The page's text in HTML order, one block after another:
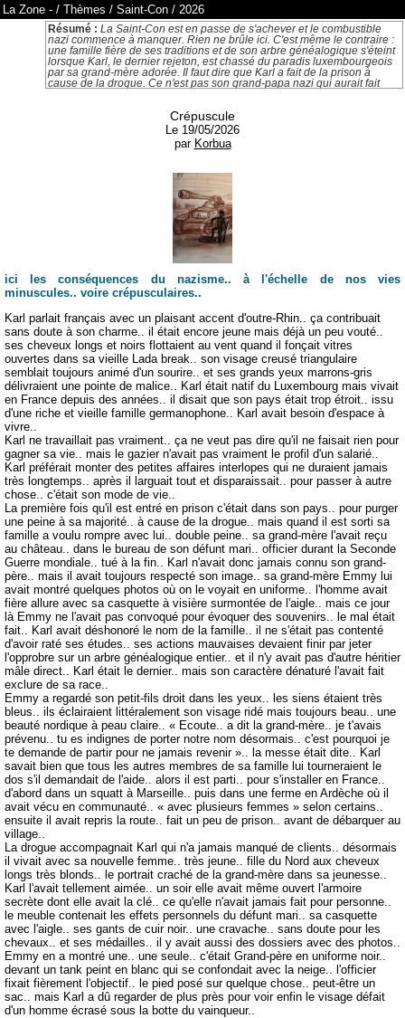
La Zone - / Thèmes / Saint-Con / 2026
Résumé : La Saint-Con est en passe de s'achever et le combustible
nazi commence à manquer. Rien ne brûle ici. C'est même le contraire :
une famille fière de ses traditions et de son arbre généalogique s'éteint
lorsque Karl, le dernier rejeton, est chassé du paradis luxembourgeois
par sa grand-mère adorée. Il faut dire que Karl a fait de la prison à
cause de la drogue. Ce n'est pas son grand-papa nazi qui aurait fait
permet d'affirmer que Karl se voit lui-même comme un raté et que son
mode de vie lui pèse. Sur un sujet similaire, je vous conseille le roman
"Sobibor", de Jean Molla.
Crépuscule
Le 19/05/2026
par Korbua
ici les conséquences du nazisme.. à l'échelle de nos vies
minuscules.. voire crépusculaires..
Karl parlait français avec un plaisant accent d'outre-Rhin.. ça contribuait
sans doute à son charme.. il était encore jeune mais déjà un peu vouté..
ses cheveux longs et noirs flottaient au vent quand il fonçait vitres
ouvertes dans sa vieille Lada break.. son visage creusé triangulaire
semblait toujours animé d'un sourire.. et ses grands yeux marrons-gris
délivraient une pointe de malice.. Karl était natif du Luxembourg mais vivait
en France depuis des années.. il disait que son pays était trop étroit.. issu
d'une riche et vieille famille germanophone.. Karl avait besoin d'espace à
vivre..
Karl ne travaillait pas vraiment.. ça ne veut pas dire qu'il ne faisait rien pour
gagner sa vie.. mais le gazier n'avait pas vraiment le profil d'un salarié..
Karl préférait monter des petites affaires interlopes qui ne duraient jamais
très longtemps.. après il larguait tout et disparaissait.. pour passer à autre
chose.. c'était son mode de vie..
La première fois qu'il est entré en prison c'était dans son pays.. pour purger
une peine à sa majorité.. à cause de la drogue.. mais quand il est sorti sa
famille a voulu rompre avec lui.. double peine.. sa grand-mère l'avait reçu
au château.. dans le bureau de son défunt mari.. officier durant la Seconde
Guerre mondiale.. tué à la fin.. Karl n'avait donc jamais connu son grand-
père.. mais il avait toujours respecté son image.. sa grand-mère Emmy lui
avait montré quelques photos où on le voyait en uniforme.. l'homme avait
fière allure avec sa casquette à visière surmontée de l'aigle.. mais ce jour
là Emmy ne l'avait pas convoqué pour évoquer des souvenirs.. le mal était
fait.. Karl avait déshonoré le nom de la famille.. il ne s'était pas contenté
d'avoir raté ses études.. ses actions mauvaises devaient finir par jeter
l'opprobre sur un arbre généalogique entier.. et il n'y avait pas d'autre héritier
mâle direct.. Karl était le dernier.. mais son caractère dénaturé l'avait fait
exclure de sa race..
Emmy a regardé son petit-fils droit dans les yeux.. les siens étaient très
bleus.. ils éclairaient littéralement son visage ridé mais toujours beau.. une
beauté nordique à peau claire.. « Ecoute.. a dit la grand-mère.. je t'avais
prévenu.. tu es indignes de porter notre nom désormais.. c'est pourquoi je
te demande de partir pour ne jamais revenir ».. la messe était dite.. Karl
savait bien que tous les autres membres de sa famille lui tourneraient le
dos s'il demandait de l'aide.. alors il est parti.. pour s'installer en France..
d'abord dans un squatt à Marseille.. puis dans une ferme en Ardèche où il
avait vécu en communauté.. « avec plusieurs femmes » selon certains..
ensuite il avait repris la route.. fait un peu de prison.. avant de débarquer au
village..
La drogue accompagnait Karl qui n'a jamais manqué de clients.. désormais
il vivait avec sa nouvelle femme.. très jeune.. fille du Nord aux cheveux
longs très blonds.. le portrait craché de la grand-mère dans sa jeunesse..
Karl l'avait tellement aimée.. un soir elle avait même ouvert l'armoire
secrète dont elle avait la clé.. ce qu'elle n'avait jamais fait pour personne..
le meuble contenait les effets personnels du défunt mari.. sa casquette
avec l'aigle.. ses gants de cuir noir.. une cravache.. sans doute pour les
chevaux.. et ses médailles.. il y avait aussi des dossiers avec des photos..
Emmy en a montré une.. une seule.. c'était Grand-père en uniforme noir..
devant un tank peint en blanc qui se confondait avec la neige.. l'officier
fixait fièrement l'objectif.. le pied posé sur quelque chose.. peut-être un
sac.. mais Karl a dû regarder de plus près pour voir enfin le visage défait
d'un homme écrasé sous la botte du vainqueur..